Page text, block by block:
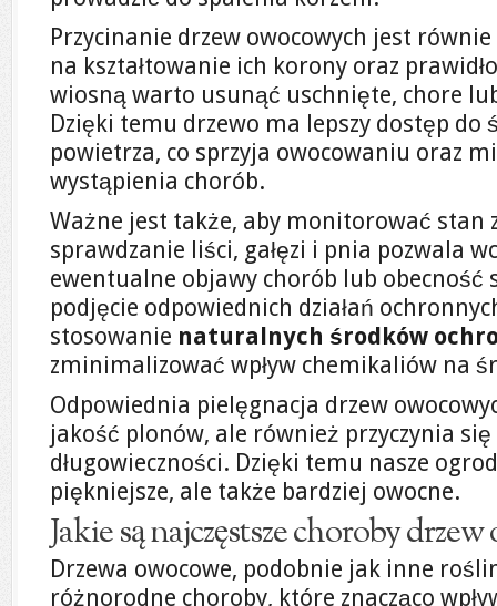
Przycinanie drzew owocowych jest
na kształtowanie ich korony oraz
wiosną warto usunąć uschnięte, chore
Dzięki temu drzewo ma lepszy dostęp do
powietrza, co sprzyja owocowaniu oraz
wystąpienia chorób.
Ważne jest także, aby monitorować stan
sprawdzanie liści, gałęzi i pnia pozwala
ewentualne objawy chorób lub obecność
podjęcie odpowiednich działań
stosowanie naturalnych środków
zminimalizować wpływ chemikaliów na
Odpowiednia pielęgnacja drzew
jakość plonów, ale również przyczynia
długowieczności. Dzięki temu nasze
piękniejsze, ale także bardziej owocne.
Jakie są najczęstsze choroby
Drzewa owocowe, podobnie jak inne
różnorodne choroby, które znacząco